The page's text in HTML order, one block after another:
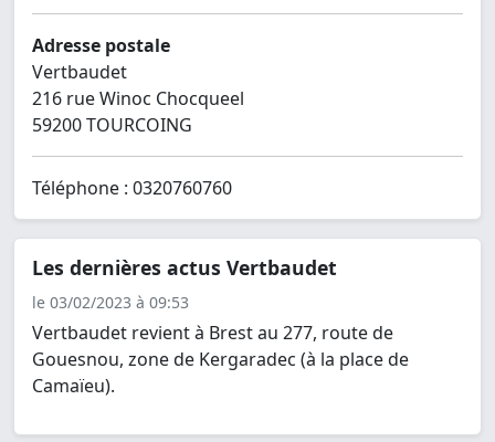
Adresse postale
Vertbaudet
216 rue Winoc Chocqueel
59200 TOURCOING
Téléphone : 0320760760
Les dernières actus Vertbaudet
le 03/02/2023 à 09:53
Vertbaudet revient à Brest au 277, route de
Gouesnou, zone de Kergaradec (à la place de
Camaïeu).